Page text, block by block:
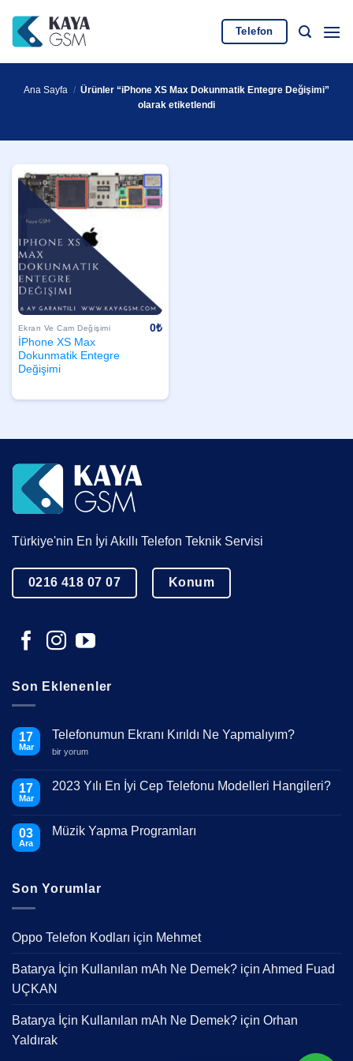
atla
Telefon
Ana Sayfa / Ürünler “iPhone XS Max Dokunmatik Entegre Değişimi”
olarak etiketlendi
Ekran Ve Cam Değişimi
İPhone XS Max
Dokunmatik Entegre
Değişimi
0₺
Türkiye'nin En İyi Akıllı Telefon Teknik Servisi
0216 418 07 07 Konum
Son Eklenenler
17
Mar
Telefonumun Ekranı Kırıldı Ne Yapmalıyım?
Telefonumun
Ne
Yapmalıyım?
bir yorum
17
Mar
2023 Yılı En İyi Cep Telefonu Modelleri Hangileri?
Yılı
Modelleri
Hangileri?
03
Ara
Müzik Yapma Programları
Programları
Son Yorumlar
Oppo Telefon Kodları için Mehmet
Batarya İçin Kullanılan mAh Ne Demek? için Ahmed Fuad
UÇKAN
Batarya İçin Kullanılan mAh Ne Demek? için Orhan
Yaldırak